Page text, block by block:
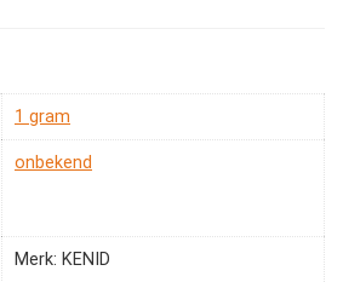
‎1 gram
‎onbekend
Merk: KENID